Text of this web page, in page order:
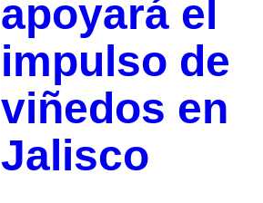
apoyará el
impulso de
viñedos en
Jalisco